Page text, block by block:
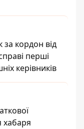
кордон від
перші
керівників
хабаря